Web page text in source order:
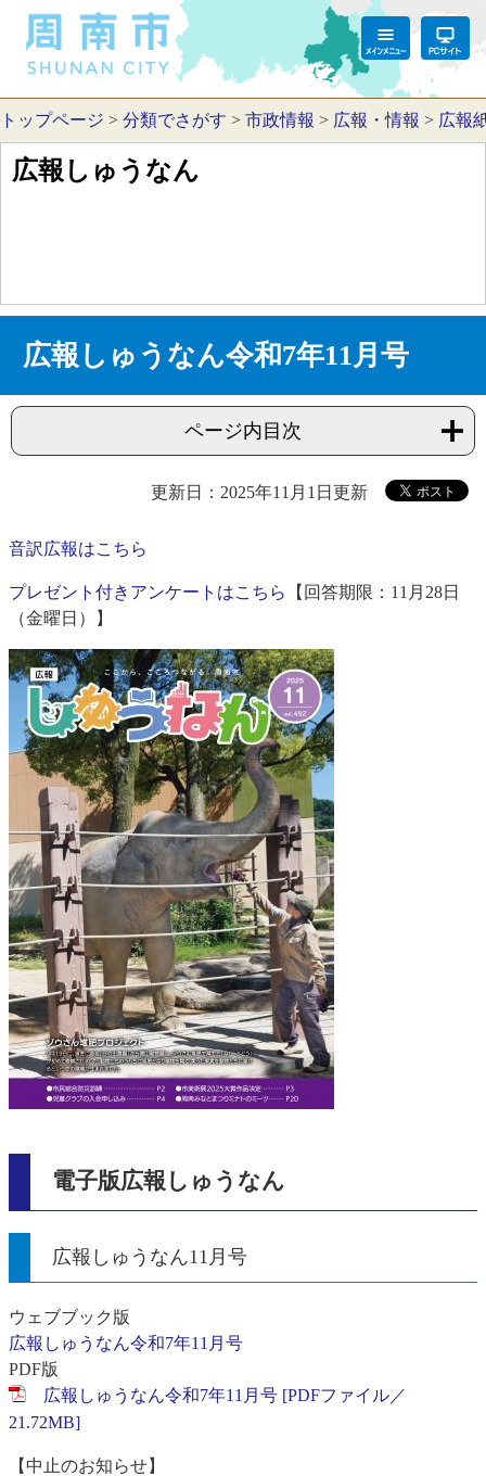
トップページ > 分類でさがす > 市政情報 > 広報・情報 > 広報
広報しゅうなん
広報しゅうなん令和7年11月号
ページ内目次
更新日：2025年11月1日更新
音訳広報はこちら
プレゼント付きアンケートはこちら
【回答期限：11月28日
（金曜日）】
電子版広報しゅうなん
広報しゅうなん11月号
ウェブブック版
広報しゅうなん令和7年11月号
PDF版
広報しゅうなん令和7年11月号 [PDFファイル／
21.72MB]
【中止のお知らせ】